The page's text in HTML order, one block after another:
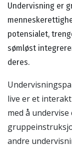
Undervisning er
potensialet,
sømløst
deres.
live er et
med å
andre